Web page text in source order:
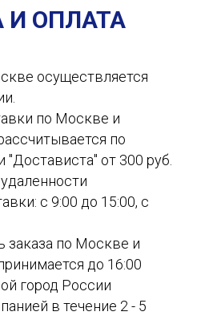
И ОПЛАТА
осуществляется
по Москве и
по
от 300 руб.
с 9:00 до 15:00, с
заказа по Москве и
до 16:00
город России
в течение 2 - 5